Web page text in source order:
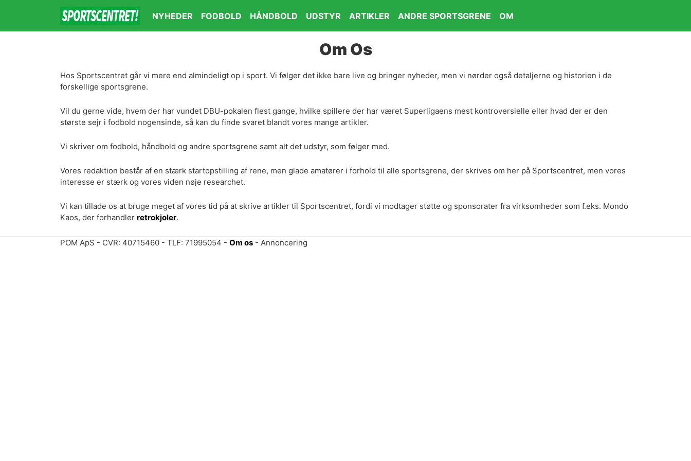
Om Os
Hos Sportscentret går vi mere end almindeligt op i sport. Vi følger det ikke bare live og bringer nyheder, men vi nørder også detaljerne og historien i de
forskellige sportsgrene.
Vil du gerne vide, hvem der har vundet DBU-pokalen flest gange, hvilke spillere der har været Superligaens mest kontroversielle eller hvad der er den
største sejr i fodbold nogensinde, så kan du finde svaret blandt vores mange artikler.
Vi skriver om fodbold, håndbold og andre sportsgrene samt alt det udstyr, som følger med.
Vores redaktion består af en stærk startopstilling af rene, men glade amatører i forhold til alle sportsgrene, der skrives om her på Sportscentret, men vores
interesse er stærk og vores viden nøje researchet.
Vi kan tillade os at bruge meget af vores tid på at skrive artikler til Sportscentret, fordi vi modtager støtte og sponsorater fra virksomheder som f.eks. Mondo
Kaos, der forhandler retrokjoler.
NYHEDER FODBOLD HÅNDBOLD UDSTYR ARTIKLER ANDRE SPORTSGRENE OM
POM ApS - CVR: 40715460 - TLF: 71995054 - Om os - Annoncering